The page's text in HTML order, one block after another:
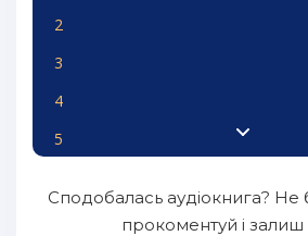
2
3
4
5
Сподобалась аудіокнига?
прокоментуй і залиш